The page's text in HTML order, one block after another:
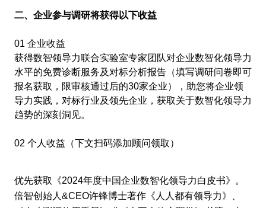
二、企业参与调研将获得以下收益
01 企业收益
获得数智领导力联合实验室专家团队对企业数智化领导力
水平的免费诊断服务及对标分析报告（填写调研问卷即可
报名获取，限审核通过后的30家企业），助您将企业领
导力实践，对标行业及领先企业，获取关于数智化领导力
趋势的深刻洞见。
02 个人收益（下文扫码添加顾问领取）
优先获取《2024年度中国企业数智化领导力白皮书》。
倍智创始人&CEO许锋博士著作《人人都有领导力》、